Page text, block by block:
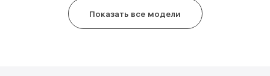
Показать все модели